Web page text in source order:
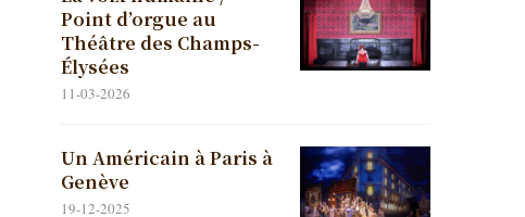
Point d’orgue au
Théâtre des Champs-
Élysées
11-03-2026
Un Américain à Paris à
Genève
19-12-2025